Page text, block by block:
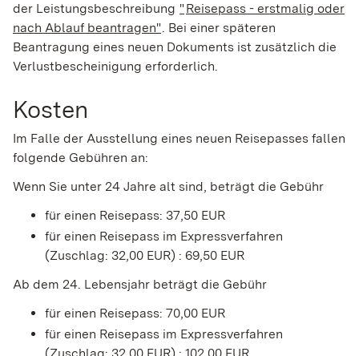
der Leistungsbeschreibung "Reisepass - erstmalig oder
nach Ablauf beantragen". Bei einer späteren
Beantragung eines neuen Dokuments ist zusätzlich die
Verlustbescheinigung erforderlich.
Kosten
Im Falle der Ausstellung eines neuen Reisepasses fallen
folgende Gebühren an:
Wenn Sie unter 24 Jahre alt sind, beträgt die Gebühr
für einen Reisepass: 37,50 EUR
für einen Reisepass im Expressverfahren
(Zuschlag: 32,00 EUR) : 69,50 EUR
Ab dem 24. Lebensjahr beträgt die Gebühr
für einen Reisepass: 70,00 EUR
für einen Reisepass im Expressverfahren
(Zuschlag: 32,00 EUR) : 102,00 EUR